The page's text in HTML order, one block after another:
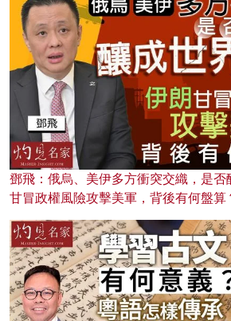
鄧飛：俄烏、美伊多方衝突交織，是否
甘冒政權風險攻擊美軍，背後有何盤算